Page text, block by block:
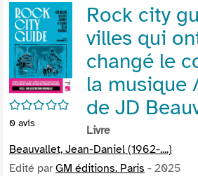
/5
0 avis
Rock city
villes qui
changé le
la musique
de JD
Livre
Beauvallet, Jean-Daniel (1962-....)
Edité parGM éditions. Paris - 2025